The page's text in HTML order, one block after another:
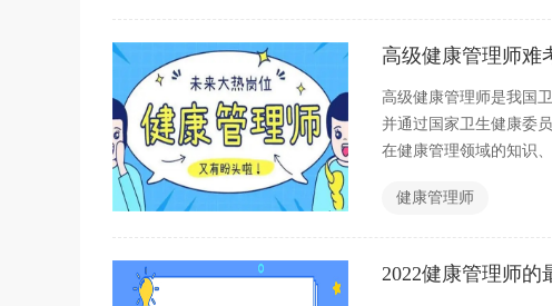
高级健康管理师难
高级健康管理师是我国
并通过国家卫生健康委
在健康管理领域的知识
健康管理师
2022健康管理师的